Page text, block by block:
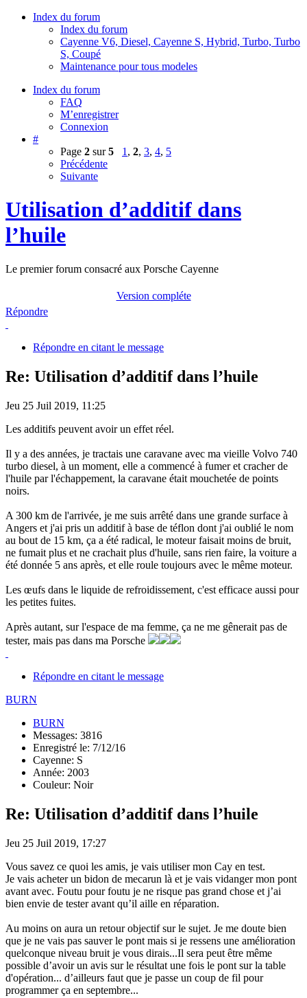
Index du forum
Index du forum
Cayenne V6, Diesel, Cayenne S, Hybrid, Turbo, Turbo
S, Coupé
Maintenance pour tous modeles
Index du forum
FAQ
M’enregistrer
Connexion
#
Page 2 sur5 1 , 2, 3, 4, 5
Précédente
Suivante
Utilisation d’additif dans
l’huile
Le premier forum consacré aux Porsche Cayenne
Version compléte
Répondre
Répondre en citant le message
Re: Utilisation d’additif dans l’huile
Jeu 25 Juil 2019, 11:25
Les additifs peuvent avoir un effet réel.
Il y a des années, je tractais une caravane avec ma vieille Volvo 740
turbo diesel, à un moment, elle a commencé à fumer et cracher de
l'huile par l'échappement, la caravane était mouchetée de points
noirs.
A 300 km de l'arrivée, je me suis arrêté dans une grande surface à
Angers et j'ai pris un additif à base de téflon dont j'ai oublié le nom
au bout de 15 km, ça a été radical, le moteur faisait moins de bruit,
ne fumait plus et ne crachait plus d'huile, sans rien faire, la voiture a
été donnée 5 ans après, et elle roule toujours avec le même moteur.
Les œufs dans le liquide de refroidissement, c'est efficace aussi pour
les petites fuites.
Après autant, sur l'espace de ma femme, ça ne me gênerait pas de
tester, mais pas dans ma Porsche
Répondre en citant le message
BURN
BURN
Messages: 3816
Enregistré le: 7/12/16
Cayenne: S
Année: 2003
Couleur: Noir
Re: Utilisation d’additif dans l’huile
Jeu 25 Juil 2019, 17:27
Vous savez ce quoi les amis, je vais utiliser mon Cay en test.
Je vais acheter un bidon de mecarun là et je vais vidanger mon pont
avant avec. Foutu pour foutu je ne risque pas grand chose et j’ai
bien envie de tester avant qu’il aille en réparation.
Au moins on aura un retour objectif sur le sujet. Je me doute bien
que je ne vais pas sauver le pont mais si je ressens une amélioration
quelconque niveau bruit je vous dirais...Il sera peut être même
possible d’avoir un avis sur le résultat une fois le pont sur la table
d'opération... d’ailleurs faut que je passe un coup de fil pour
programmer ça en septembre...